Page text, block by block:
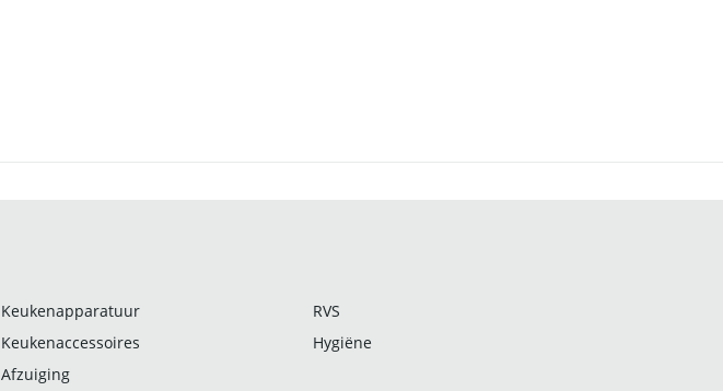
Keukenapparatuur
RVS
Keukenaccessoires
Hygiëne
Afzuiging